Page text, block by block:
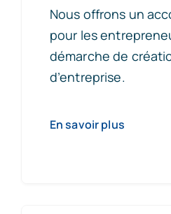
Nous offrons un
pour les
démarche de
d’entreprise.
En savoir plus